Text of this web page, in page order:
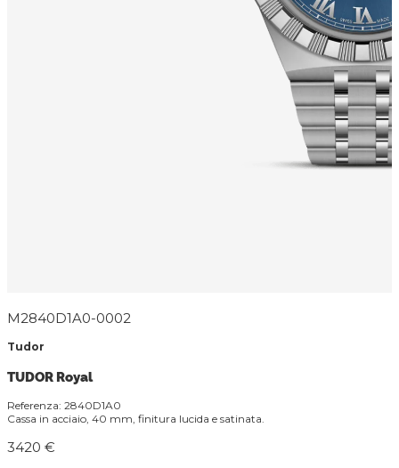
M2840D1A0-0002
Tudor
TUDOR Royal
Referenza: 2840D1A0
Cassa in acciaio, 40 mm, finitura lucida e satinata.
3420 €